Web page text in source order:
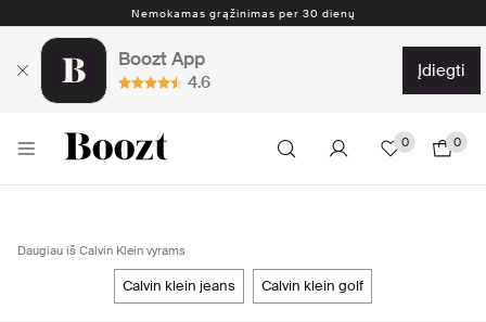
Nemokamas grąžinimas per 30 dienų
Boozt App
4.6
įdiegti
0 0
Daugiau iš Calvin Klein vyrams
calvin klein jeans calvin klein golf